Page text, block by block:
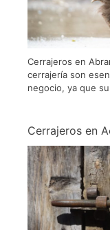
Cerrajeros en
cerrajería son
negocio, ya que
Cerrajeros en